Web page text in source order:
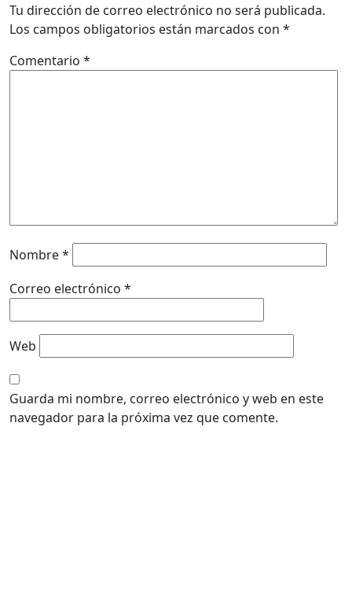
Tu dirección de correo electrónico no será publicada.
Los campos obligatorios están marcados con *
Comentario *
Nombre*
Correo electrónico *
Web
Guarda mi nombre, correo electrónico y web en este
navegador para la próxima vez que comente.